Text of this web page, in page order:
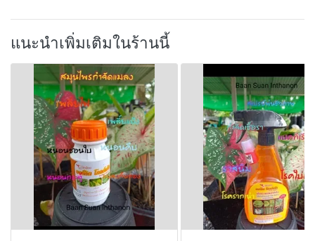
แนะนำเพิ่มเติมในร้านนี้